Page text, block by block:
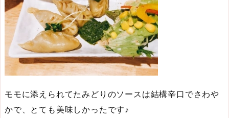
モモに添えられてたみどりのソースは結構辛口でさわや
かで、とても美味しかったです♪